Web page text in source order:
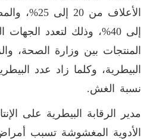
إلى 40%، وذلك لتعدد
المنتجات بين وزارة الصحة،
البيطرية، وكلما زاد عدد
نسبة الغش.
مدير الرقابة البيطرية على
الأدوية المغشوشة تسبب